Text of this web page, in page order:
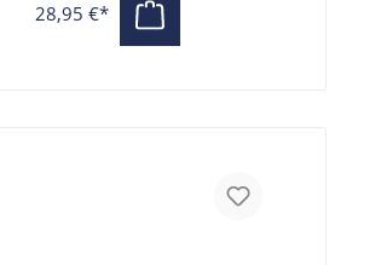
28,95 €*